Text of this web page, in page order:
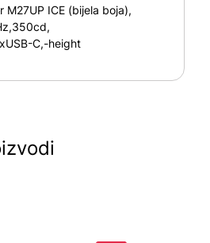
M27UP ICE (bijela boja),
C,-height